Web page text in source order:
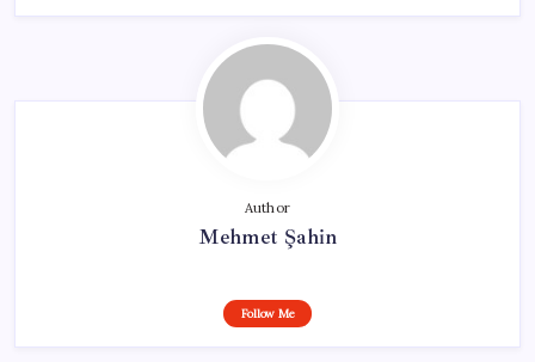
Author
Mehmet Şahin
Follow Me